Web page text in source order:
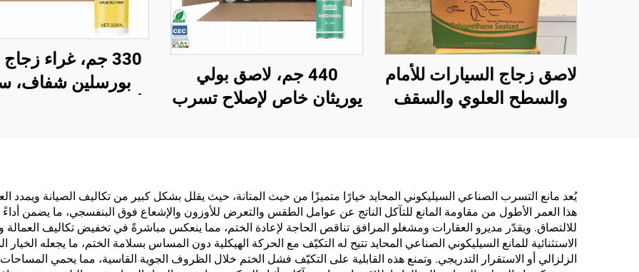
لاصق زجاج السيارات للأمام
والسطح العلوي والسقف
440 جم، لاصق بولي
يوريثان خاص لإصلاح تسرب
أسود مقاوم للماء
330 جم، غراء
بورسلين شفاف،
يُعد مانع التسرب الصناعي السيليكوني المحايد خيارًا متميزًا من حيث المتانة، حيث يقلل بشكل كبير من تكاليف الصيانة ويمدد
هذا العمر الأطول من مقاومة المانع للتآكل الناتج عن عوامل الطقس والتعرض للأوزون والإشعاع فوق البنفسجي، ما يضمن
للالتصاق. ويقدّر مديرو العقارات ومشغلو المرافق تناقص الحاجة لإعادة الختم، مما ينعكس مباشرةً في تخفيض تكاليف
الاستثنائية للمانع السيليكوني الصناعي المحايد تتيح له التكيّف مع الحركة الهيكلية دون المساس بسلامة الختم، ما يجعله
الزلزالي أو الاستقرار التدريجي. وتمنع هذه القابلية على التكيّف فشل الختم خلال الظروف الجوية القاسية، مما يحمي